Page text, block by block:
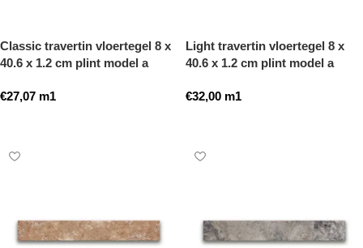
Classic travertin vloertegel 8 x
40.6 x 1.2 cm plint model a
€27,07 m1
Light travertin vloertegel 8 x
40.6 x 1.2 cm plint model a
€32,00 m1